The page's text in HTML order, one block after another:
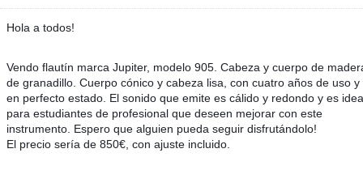
Hola a todos!
Vendo flautín marca Jupiter, modelo 905. Cabeza y cuerpo de
de granadillo. Cuerpo cónico y cabeza lisa, con cuatro años de uso y
en perfecto estado. El sonido que emite es cálido y redondo y es
para estudiantes de profesional que deseen mejorar con este
instrumento. Espero que alguien pueda seguir disfrutándolo!
El precio sería de 850€, con ajuste incluido.